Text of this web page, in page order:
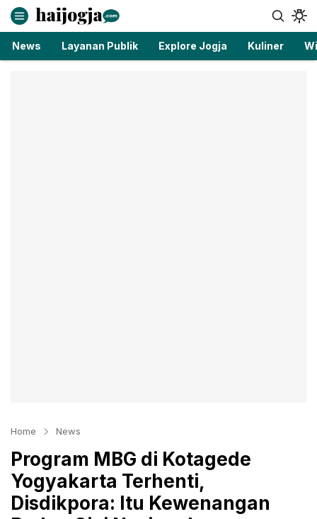
haijogja.com
Berita Jogja Terbaru dan Terkini
News Layanan Publik Explore Jogja Kuliner
Home News
Program MBG di Kotagede
Yogyakarta Terhenti,
Disdikpora: Itu Kewenangan